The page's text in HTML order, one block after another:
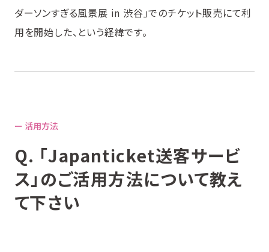
ダーソンすぎる風景展 in 渋谷」でのチケット販売にて利
用を開始した、という経緯です。
ー 活用方法
Q. 「Japanticket送客サービ
ス」のご活用方法について教え
て下さい